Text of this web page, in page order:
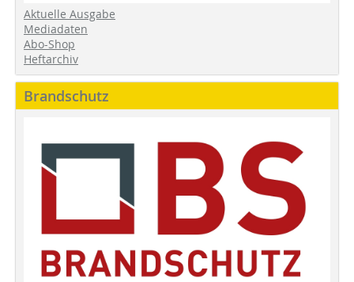
Aktuelle Ausgabe
Mediadaten
Abo-Shop
Heftarchiv
Brandschutz